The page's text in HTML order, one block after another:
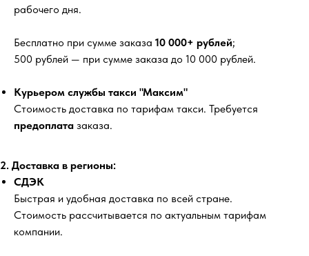
рабочего дня.
Бесплатно при сумме заказа 10 000+ рублей;
500 рублей — при сумме заказа до 10 000 рублей.
Курьером службы такси "Максим"
Стоимость доставка по тарифам такси. Требуется
предоплата заказа.
2. Доставка в регионы:
СДЭК
Быстрая и удобная доставка по всей стране.
Стоимость рассчитывается по актуальным тарифам
компании.